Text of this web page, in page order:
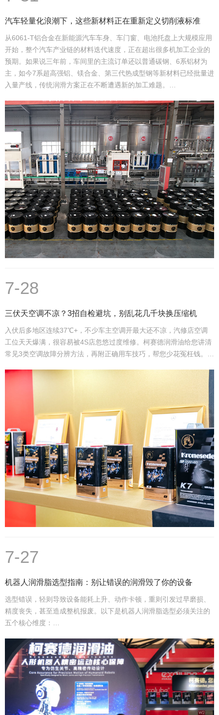
汽车轻量化浪潮下，这些新材料正在重新定义切削液标准
从6061-T铝合金在新能源汽车车身、车门窗、电池托盘上大规模应用
开始，整个汽车产业链的材料迭代速度，正在超出很多机加工企业的
预期。如果说三年前，车间里的主流订单还以普通碳钢、6系铝材为
主，如今7系超高强铝、镁合金、第三代热成型钢等新材料已经批量进
入量产线，传统润滑方案正在不断遭遇新的加工难题。…
7-28
三伏天空调不凉？3招自检避坑，别乱花几千块换压缩机
入伏后多地区连续37℃+，不少车主空调开最大还不凉，汽修店空调
工位天天爆满，很容易被4S店忽悠过度维修。柯赛德润滑油给您讲清
常见3类空调故障分辨方法，再附正确用车技巧，帮您少花冤枉钱。…
7-27
机器人润滑脂选型指南：别让错误的润滑毁了你的设备
选型错误，轻则导致设备能耗上升、动作卡顿，重则引发过早磨损、
精度丧失，甚至造成整机报废。以下是机器人润滑脂选型必须关注的
五个核心维度：…